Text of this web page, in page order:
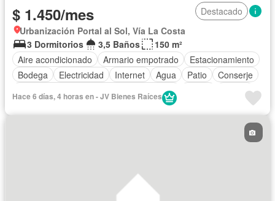
$ 1.450/mes
Destacado
Urbanización Portal al Sol, Vía La Costa
3 Dormitorios
3,5 Baños
150 m²
Aire acondicionado
Armario empotrado
Estacionamiento
Bodega
Electricidad Internet Agua Patio
Conserje
Acceso para personas con discapacidad
Parrilla
Seguridad
Hace 6 días, 4 horas en - JV Bienes Raíces